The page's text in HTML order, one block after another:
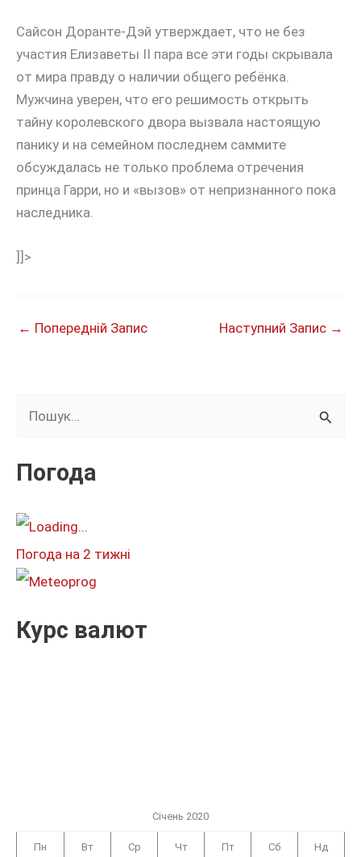
Сайсон Доранте-Дэй утверждает, что не без
участия Елизаветы II пара все эти годы скрывала
от мира правду о наличии общего ребёнка.
Мужчина уверен, что его решимость открыть
тайну королевского двора вызвала настоящую
панику и на семейном последнем саммите
обсуждалась не только проблема отречения
принца Гарри, но и «вызов» от непризнанного пока
наследника.
]]>
← Попередній Запис Наступний Запис →
к
т
:
Погода
Погода на 2 тижні
Курс валют
Січень 2020
Пн Вт Ср Чт Пт Сб Нд